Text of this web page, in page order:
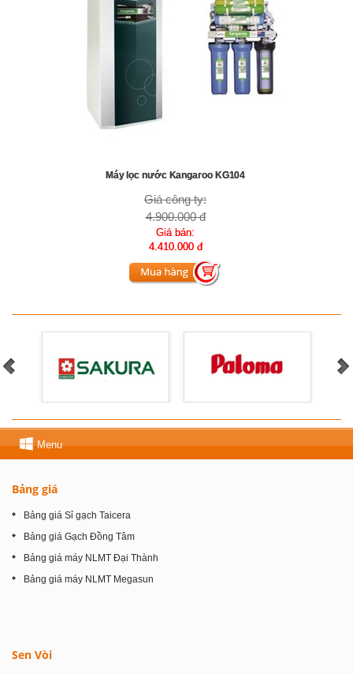
Máy lọc nước Kangaroo KG104
Giá công ty:
4.900.000 đ
Giá bán:
4.410.000 đ
Menu
Bảng giá
Bảng giá Sỉ gạch Taicera
Bảng giá Gạch Đồng Tâm
Bảng giá máy NLMT Đại Thành
Bảng giá máy NLMT Megasun
Sen Vòi